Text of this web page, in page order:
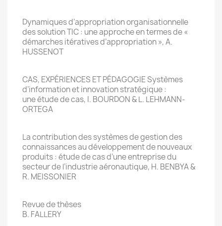
Dynamiques d’appropriation organisationnelle
des solution TIC : une approche en termes de «
démarches itératives d’appropriation », A.
HUSSENOT
CAS, EXPÉRIENCES ET PÉDAGOGIE Systèmes
d’information et innovation stratégique :
une étude de cas, I. BOURDON & L. LEHMANN-
ORTEGA
La contribution des systèmes de gestion des
connaissances au développement de nouveaux
produits : étude de cas d’une entreprise du
secteur de l’industrie aéronautique, H. BENBYA &
R. MEISSONIER
Revue de thèses
B. FALLERY